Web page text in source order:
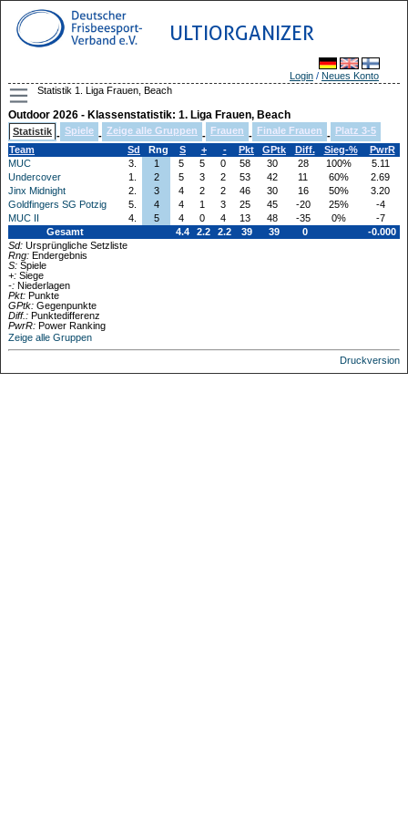
ULTIORGANIZER
Login / Neues Konto
Statistik 1. Liga Frauen, Beach
Outdoor 2026 - Klassenstatistik: 1. Liga Frauen, Beach
Statistik - Spiele - Zeige alle Gruppen - Frauen - Finale Frauen - Platz 3-5
Team
Sd Rng S + - Pkt GPtk Diff. Sieg-%
PwrR
MUC
3. 1 5 5 0 58 30 28 100%
5.11
Undercover
1. 2 5 3 2 53 42 11 60%
2.69
Jinx Midnight
2. 3 4 2 2 46 30 16 50%
3.20
Goldfingers SG Potzig
5. 4 4 1 3 25 45 -20 25%
-4
MUC II
4. 5 4 0 4 13 48 -35 0%
-7
Gesamt
4.4 2.2 2.2 39 39 0
-0.000
Sd: Ursprüngliche Setzliste
Rng: Endergebnis
S: Spiele
+: Siege
-: Niederlagen
Pkt: Punkte
GPtk: Gegenpunkte
Diff.: Punktedifferenz
PwrR: Power Ranking
Zeige alle Gruppen
Druckversion